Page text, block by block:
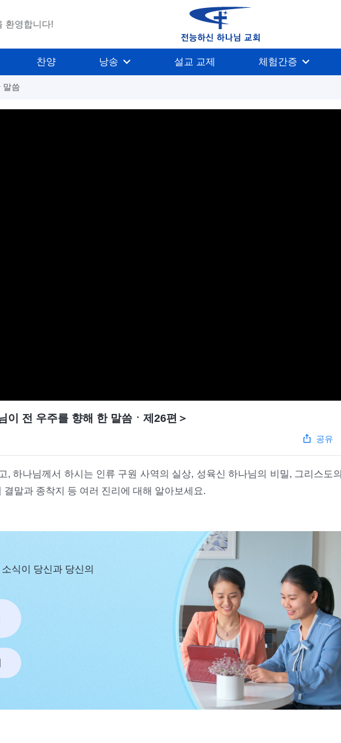
환영합니다!
찬양 낭송 설교 교제 체험간증
말씀
이 전 우주를 향해 한 말씀ㆍ제26편＞
공유
, 하나님께서 하시는 인류 구원 사역의 실상, 성육신 하나님의 비밀, 그리스도의
말과 종착지 등 여러 진리에 대해 알아보세요.
식이 당신과 당신의